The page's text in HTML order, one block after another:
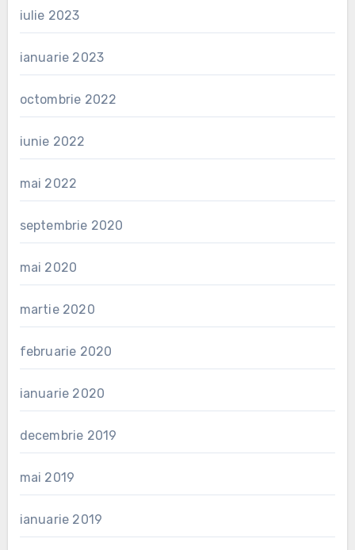
iulie 2023
ianuarie 2023
octombrie 2022
iunie 2022
mai 2022
septembrie 2020
mai 2020
martie 2020
februarie 2020
ianuarie 2020
decembrie 2019
mai 2019
ianuarie 2019